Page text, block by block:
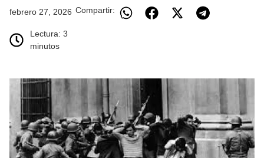
febrero 27, 2026
Lectura: 3
minutos
Compartir: